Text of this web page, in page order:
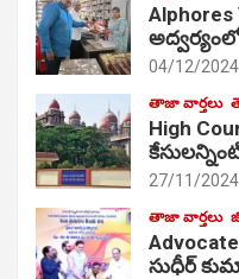
04/12/2024
తాజా వార్తలు
High
27/11/2024
తాజా వార్తలు
సుధీర్